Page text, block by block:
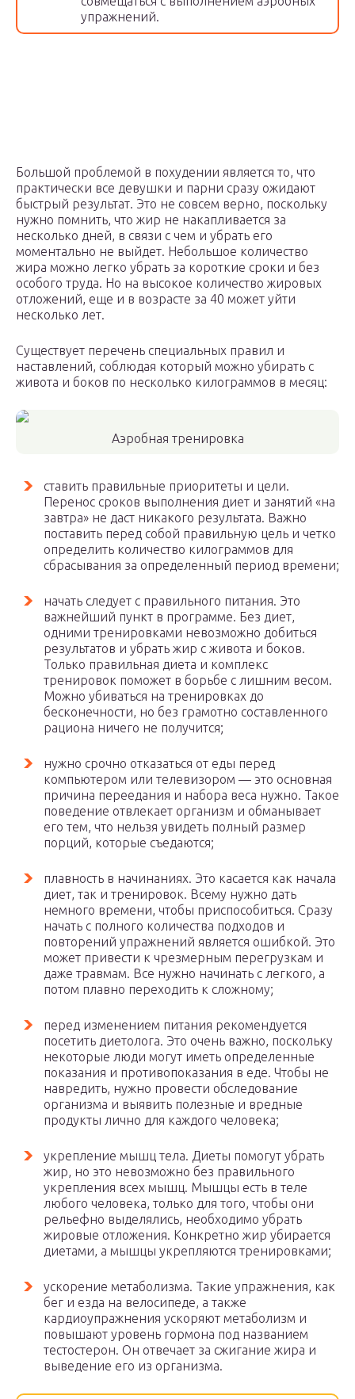
упражнений.
Большой проблемой в похудении является то, что
практически все девушки и парни сразу ожидают
быстрый результат. Это не совсем верно, поскольку
нужно помнить, что жир не накапливается за
несколько дней, в связи с чем и убрать его
моментально не выйдет. Небольшое количество
жира можно легко убрать за короткие сроки и без
особого труда. Но на высокое количество жировых
отложений, еще и в возрасте за 40 может уйти
несколько лет.
Существует перечень специальных правил и
наставлений, соблюдая который можно убирать с
живота и боков по несколько килограммов в месяц:
Аэробная тренировка
ставить правильные приоритеты и цели.
Перенос сроков выполнения диет и занятий «на
завтра» не даст никакого результата. Важно
поставить перед собой правильную цель и четко
определить количество килограммов для
сбрасывания за определенный период времени;
начать следует с правильного питания. Это
важнейший пункт в программе. Без диет,
одними тренировками невозможно добиться
результатов и убрать жир с живота и боков.
Только правильная диета и комплекс
тренировок поможет в борьбе с лишним весом.
Можно убиваться на тренировках до
бесконечности, но без грамотно составленного
рациона ничего не получится;
нужно срочно отказаться от еды перед
компьютером или телевизором — это основная
причина переедания и набора веса нужно. Такое
поведение отвлекает организм и обманывает
его тем, что нельзя увидеть полный размер
порций, которые съедаются;
плавность в начинаниях. Это касается как начала
диет, так и тренировок. Всему нужно дать
немного времени, чтобы приспособиться. Сразу
начать с полного количества подходов и
повторений упражнений является ошибкой. Это
может привести к чрезмерным перегрузкам и
даже травмам. Все нужно начинать с легкого, а
потом плавно переходить к сложному;
перед изменением питания рекомендуется
посетить диетолога. Это очень важно, поскольку
некоторые люди могут иметь определенные
показания и противопоказания в еде. Чтобы не
навредить, нужно провести обследование
организма и выявить полезные и вредные
продукты лично для каждого человека;
укрепление мышц тела. Диеты помогут убрать
жир, но это невозможно без правильного
укрепления всех мышц. Мышцы есть в теле
любого человека, только для того, чтобы они
рельефно выделялись, необходимо убрать
жировые отложения. Конкретно жир убирается
диетами, а мышцы укрепляются тренировками;
ускорение метаболизма. Такие упражнения, как
бег и езда на велосипеде, а также
кардиоупражнения ускоряют метаболизм и
повышают уровень гормона под названием
тестостерон. Он отвечает за сжигание жира и
выведение его из организма.